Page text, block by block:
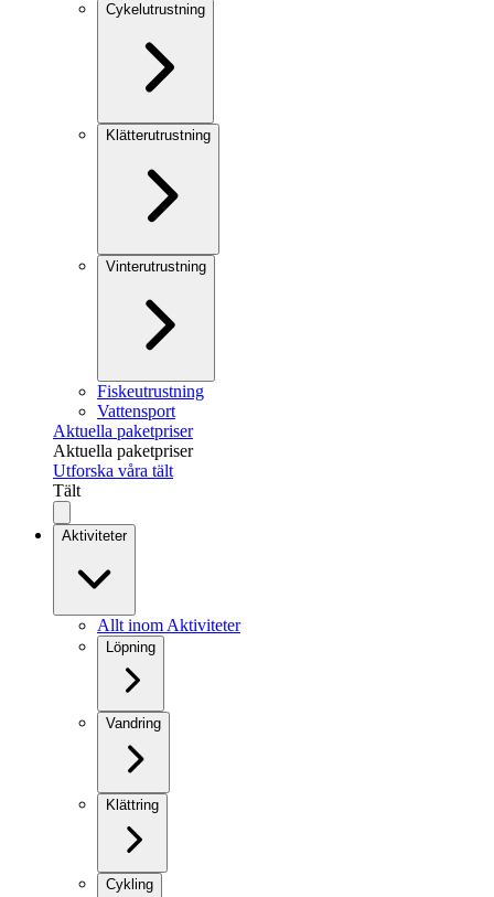
Cykelutrustning
Klätterutrustning
Vinterutrustning
Fiskeutrustning
Vattensport
Aktuella paketpriser
Aktuella paketpriser
Utforska våra tält
Tält
Aktiviteter
Allt inom Aktiviteter
Löpning
Vandring
Klättring
Cykling